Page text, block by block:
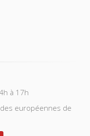
à 17h
européennes de